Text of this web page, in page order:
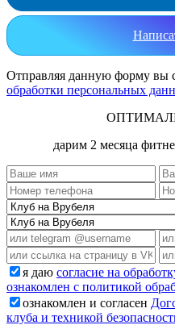
Отправляя данную форму вы
обработки персональных
дарим 2 месяца
я даю согласие на
ознакомлен с политикой
ознакомлен и согласен
клуба и техникой